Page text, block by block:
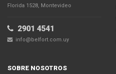
Florida 1528, Montevideo
2901 4541
info@belfort.com.uy
SOBRE NOSOTROS